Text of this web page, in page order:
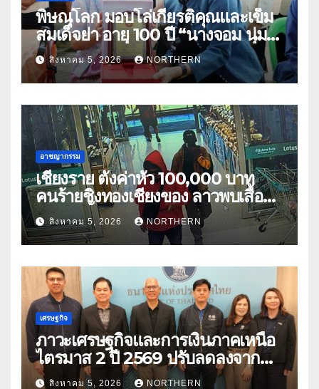
พิษณุโลก มอบโล่เกียรติคุณและเข็ม
สมเด็จย่า อายุ 100 ปี “นางจอม นุ่ม
เนตร” ตำบลบ้านกร่าง อำเภอเมือง
สิงหาคม 5, 2026 NORTHERN
อาชญากรรม
เชียงราย ตั้งค่าหัว 100,000 บาท
คนร้ายชิงทองเชียงของ ลาวพบเสื้อผ้า
คนร้ายตั้งจุดตรวจตามเส้นทาง
สิงหาคม 5, 2026 NORTHERN
เศรษฐกิจ
ภาวะเศรษฐกิจและการเงินภาคเหนือ
ไตรมาส 2 ปี 2569 ปรับลดลงจาก
ราคาพลังงาน ค่าครองชีพ
สิงหาคม 5, 2026 NORTHERN